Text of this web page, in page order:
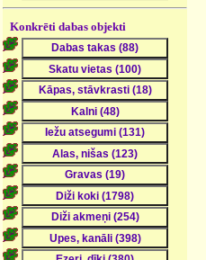
Konkrēti dabas objekti